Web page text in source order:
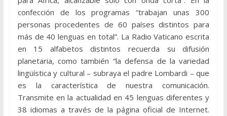
confección de los programas “trabajan unas 300
personas procedentes de 60 países distintos para
más de 40 lenguas en total”. La Radio Vaticano escrita
en 15 alfabetos distintos recuerda su difusión
planetaria, como también “la defensa de la variedad
lingüística y cultural – subraya el padre Lombardi – que
es la característica de nuestra comunicación.
Transmite en la actualidad en 45 lenguas diferentes y
38 idiomas a través de la página oficial de Internet.